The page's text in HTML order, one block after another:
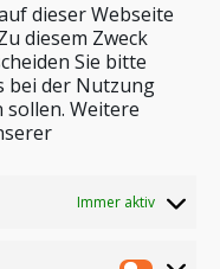
dieser Webseite
diesem Zweck
Sie bitte
bei der Nutzung
Weitere
Immer aktiv